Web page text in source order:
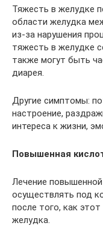
Тяжесть в желудке
области желудка
из-за нарушения
тяжесть в желудке
также могут быть
диарея.
Другие симптомы:
настроение,
интереса к жизни,
Повышенная
Лечение
осуществлять под
после того, как
желудка.